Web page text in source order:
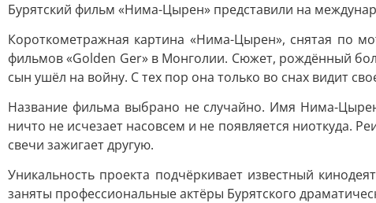
Бурятский фильм «Нима-Цырен» представили на
Короткометражная картина «Нима-Цырен», снятая по
фильмов «Golden Ger» в Монголии. Сюжет, рождённый
сын ушёл на войну. С тех пор она только во снах видит
Название фильма выбрано не случайно. Имя Нима-
ничто не исчезает насовсем и не появляется
свечи зажигает другую.
Уникальность проекта подчёркивает известный
заняты профессиональные актёры Бурятского